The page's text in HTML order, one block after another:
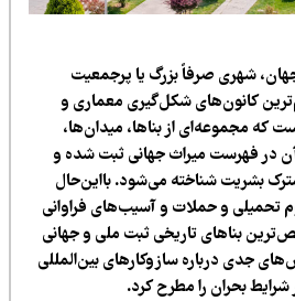
صرفاً بزرگ یا پرجمعیت
شکل‌گیری معماری و
از بناها، میدان‌ها،
میراث جهانی ثبت شده و
شناخته می‌شود. بااین‌حال
و حملات و آسیب‌های فراوانی
تاریخی ثبت ملی و جهانی
درباره سازوکارهای بین‌المللی
بحران را مطرح کرد.